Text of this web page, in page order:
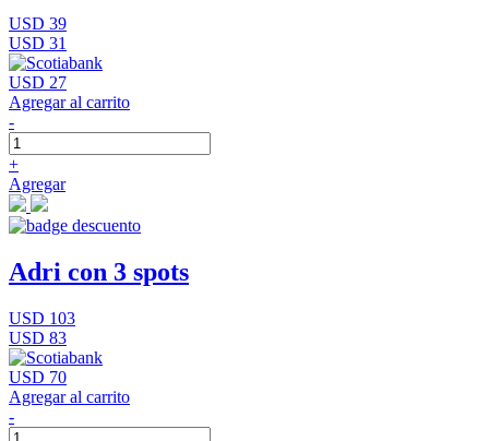
USD 39
USD 31
USD 27
Agregar al carrito
-
+
Agregar
Adri con 3 spots
USD 103
USD 83
USD 70
Agregar al carrito
-